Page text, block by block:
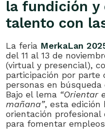
Fundidores
la fundición y
talento con
La feria MerkaLan
del 11 al 13 de
(virtual y presencial),
participación por parte
personas en
Bajo el lema “Orientar
mañana”, esta edición
orientación
para fomentar